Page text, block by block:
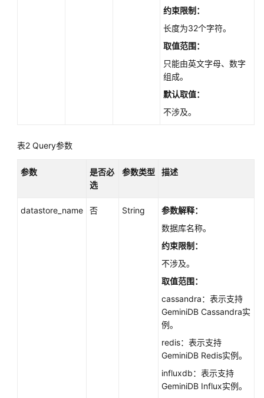
门
API
API
约束限制：
长度为32个字符。
取值范围：
只能由英文字母、数字
组成。
默认取值：
不涉及。
表2 Query参数
参数
是否必
选
参数类型 描述
datastore_name 否 String
参数解释：
数据库名称。
约束限制：
不涉及。
取值范围：
cassandra：表示支持
GeminiDB Cassandra实
例。
redis：表示支持
GeminiDB Redis实例。
influxdb：表示支持
GeminiDB Influx实例。